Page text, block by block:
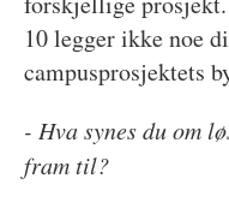
10 legger ikke noe
campusprosjektets
- Hva synes du om
fram til?